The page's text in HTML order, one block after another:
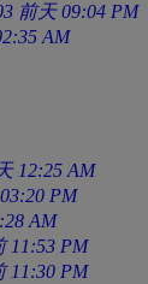
前天 09:04 PM
AM
12:25 AM
PM
AM
11:53 PM
11:30 PM